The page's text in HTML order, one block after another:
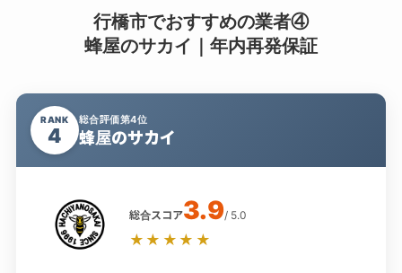
行橋市でおすすめの業者④
蜂屋のサカイ｜年内再発保証
RANK
4
総合評価第4位
蜂屋のサカイ
総合スコア3.9/ 5.0
★★★★★